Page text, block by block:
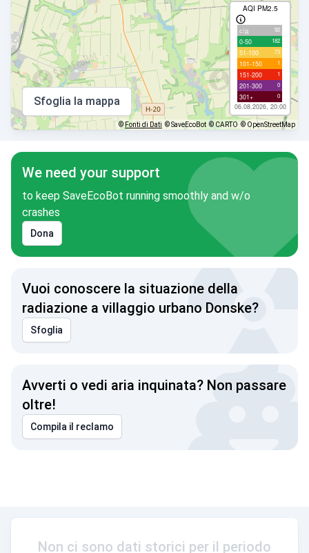
AQI PM2.5
с/д 92
0-50 182
51-100 73
101-150 1
151-200 1
201-300 0
301+ 0
06.08.2026, 20:00
Sfoglia la mappa
©Fonti di Dati © SaveEcoBot © CARTO © OpenStreetMap
We need your support
to keep SaveEcoBot running smoothly and w/o
crashes
Dona
Vuoi conoscere la situazione della
radiazione a villaggio urbano Donske?
Sfoglia
Avverti o vedi aria inquinata? Non passare
oltre!
Compila il reclamo
Non ci sono dati storici per il periodo